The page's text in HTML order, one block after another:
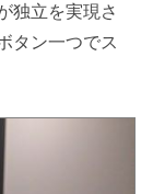
独立を実現さ
タン一つでス